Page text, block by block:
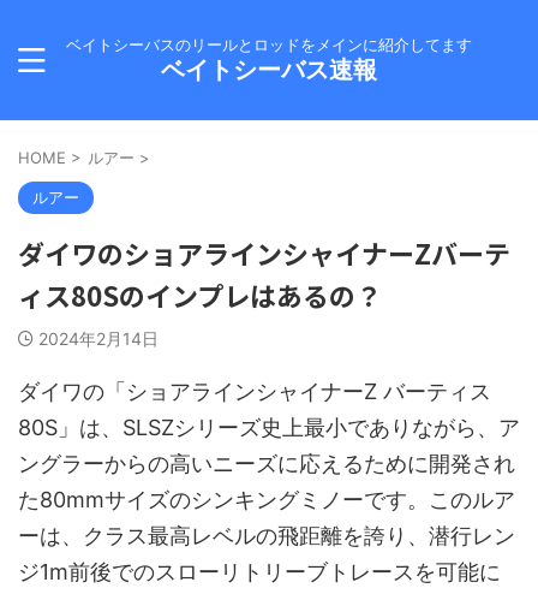
ベイトシーバスのリールとロッドをメインに紹介してます
ベイトシーバス速報
HOME > ルアー >
ルアー
ダイワのショアラインシャイナーZバーテ
ィス80Sのインプレはあるの？
2024年2月14日
ダイワの「ショアラインシャイナーZ バーティス
80S」は、SLSZシリーズ史上最小でありながら、ア
ングラーからの高いニーズに応えるために開発され
た80mmサイズのシンキングミノーです。このルア
ーは、クラス最高レベルの飛距離を誇り、潜行レン
ジ1m前後でのスローリトリーブトレースを可能に